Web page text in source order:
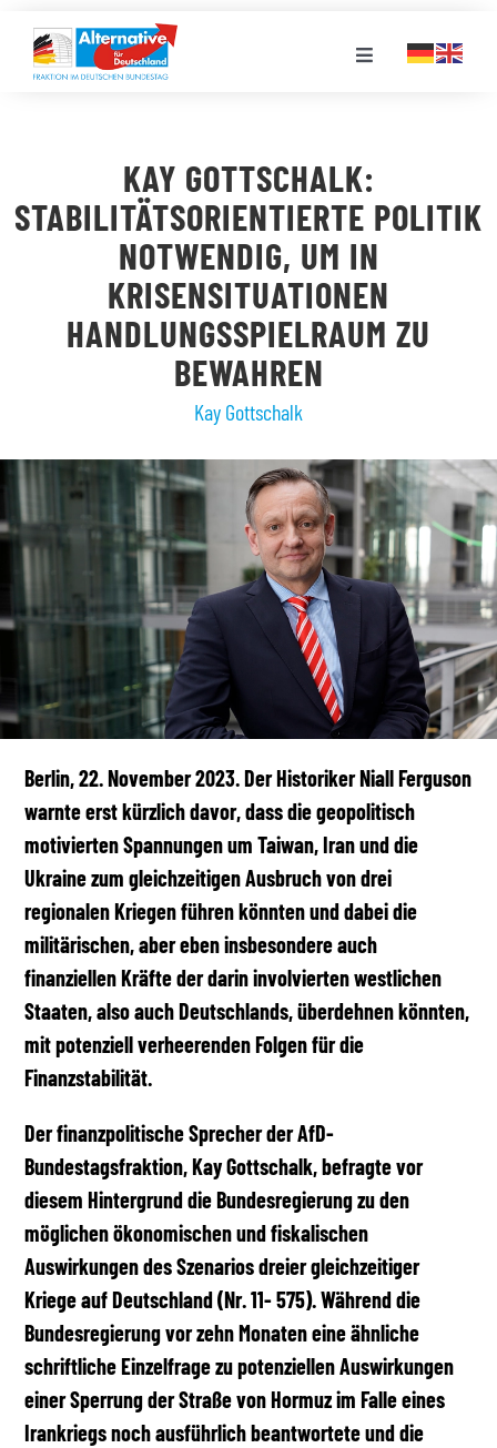
Inhalt
springen
Toggle
LANDESGRUPPEN
VERANSTALTUNGEN
PRESSE
MEDIATHEK
KAY GOTTSCHALK:
STABILITÄTSORIENTIERTE POLITIK
NOTWENDIG, UM IN
KRISENSITUATIONEN
HANDLUNGSSPIELRAUM ZU
BEWAHREN
Kay Gottschalk
Berlin, 22. November 2023. Der Historiker Niall Ferguson
warnte erst kürzlich davor, dass die geopolitisch
motivierten Spannungen um Taiwan, Iran und die
Ukraine zum gleichzeitigen Ausbruch von drei
regionalen Kriegen führen könnten und dabei die
militärischen, aber eben insbesondere auch
finanziellen Kräfte der darin involvierten westlichen
Staaten, also auch Deutschlands, überdehnen könnten,
mit potenziell verheerenden Folgen für die
Finanzstabilität.
Der finanzpolitische Sprecher der AfD-
Bundestagsfraktion, Kay Gottschalk, befragte vor
diesem Hintergrund die Bundesregierung zu den
möglichen ökonomischen und fiskalischen
Auswirkungen des Szenarios dreier gleichzeitiger
Kriege auf Deutschland (Nr. 11- 575). Während die
Bundesregierung vor zehn Monaten eine ähnliche
schriftliche Einzelfrage zu potenziellen Auswirkungen
einer Sperrung der Straße von Hormuz im Falle eines
Irankriegs noch ausführlich beantwortete und die